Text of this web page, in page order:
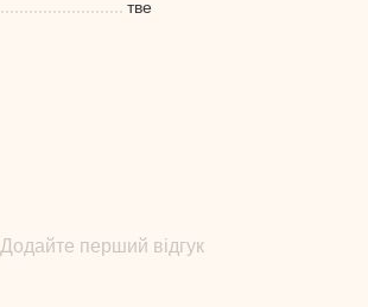
тве
Додайте перший відгук